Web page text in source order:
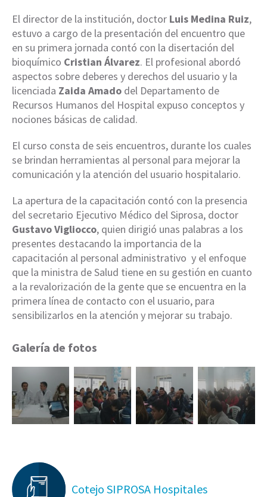
El director de la institución, doctor Luis Medina Ruiz,
estuvo a cargo de la presentación del encuentro que
en su primera jornada contó con la disertación del
bioquímico Cristian Álvarez. El profesional abordó
aspectos sobre deberes y derechos del usuario y la
licenciada Zaida Amado del Departamento de
Recursos Humanos del Hospital expuso conceptos y
nociones básicas de calidad.
El curso consta de seis encuentros, durante los cuales
se brindan herramientas al personal para mejorar la
comunicación y la atención del usuario hospitalario.
La apertura de la capacitación contó con la presencia
del secretario Ejecutivo Médico del Siprosa, doctor
Gustavo Vigliocco, quien dirigió unas palabras a los
presentes destacando la importancia de la
capacitación al personal administrativo y el enfoque
que la ministra de Salud tiene en su gestión en cuanto
a la revalorización de la gente que se encuentra en la
primera línea de contacto con el usuario, para
sensibilizarlos en la atención y mejorar su trabajo.
Galería de fotos
Cotejo SIPROSA Hospitales